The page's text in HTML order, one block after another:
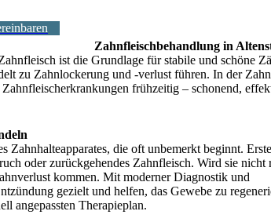
Zahnfleischbehandlung in
ist die Grundlage für stabile und schöne
zu Zahnlockerung und -verlust führen. In der
Zahnfleischerkrankungen frühzeitig – schonend,
Zahnhalteapparates, die oft unbemerkt beginnt. Erste
oder zurückgehendes Zahnfleisch. Wird sie nicht
kommen. Mit moderner Diagnostik und
gezielt und helfen, das Gewebe zu
angepassten Therapieplan.